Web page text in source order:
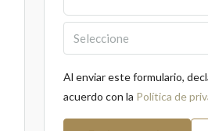
Seleccione
Al enviar este formulario,
acuerdo con la Política de